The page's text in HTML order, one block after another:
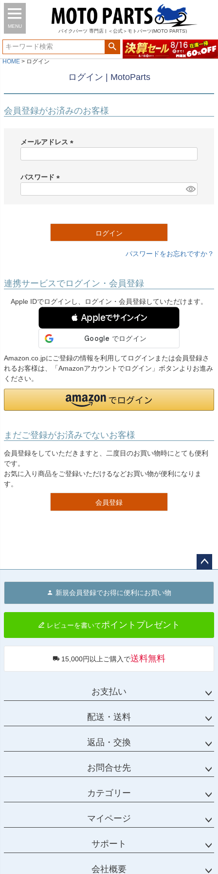
MENU
バイク パーツ 専門店 | ＜公式＞モトパーツ(MOTO PARTS)
HOME ログイン
ログイン | MotoParts
会員登録がお済みのお客様
メールアドレス
)
パスワード
ログイン
パスワードをお忘れですか？
連携サービスでログイン・会員登録
Apple IDでログインし、ログイン・会員登録していただけます。
 Appleでサインイン
Amazon.co.jpにご登録の情報を利用してログインまたは会員登録さ
れるお客様は、「Amazonアカウントでログイン」ボタンよりお進み
ください。
まだご登録がお済みでないお客様
会員登録をしていただきますと、二度目のお買い物時にとても便利
です。
お気に入り商品をご登録いただけるなどお買い物が便利になりま
す。
会員登録
へ
新規会員登録でお得に便利にお買い物
レビューを書いてポイントプレゼント
15,000円以上ご購入で送料無料
お支払い
配送・送料
返品・交換
お問合せ先
カテゴリー
マイページ
サポート
会社概要